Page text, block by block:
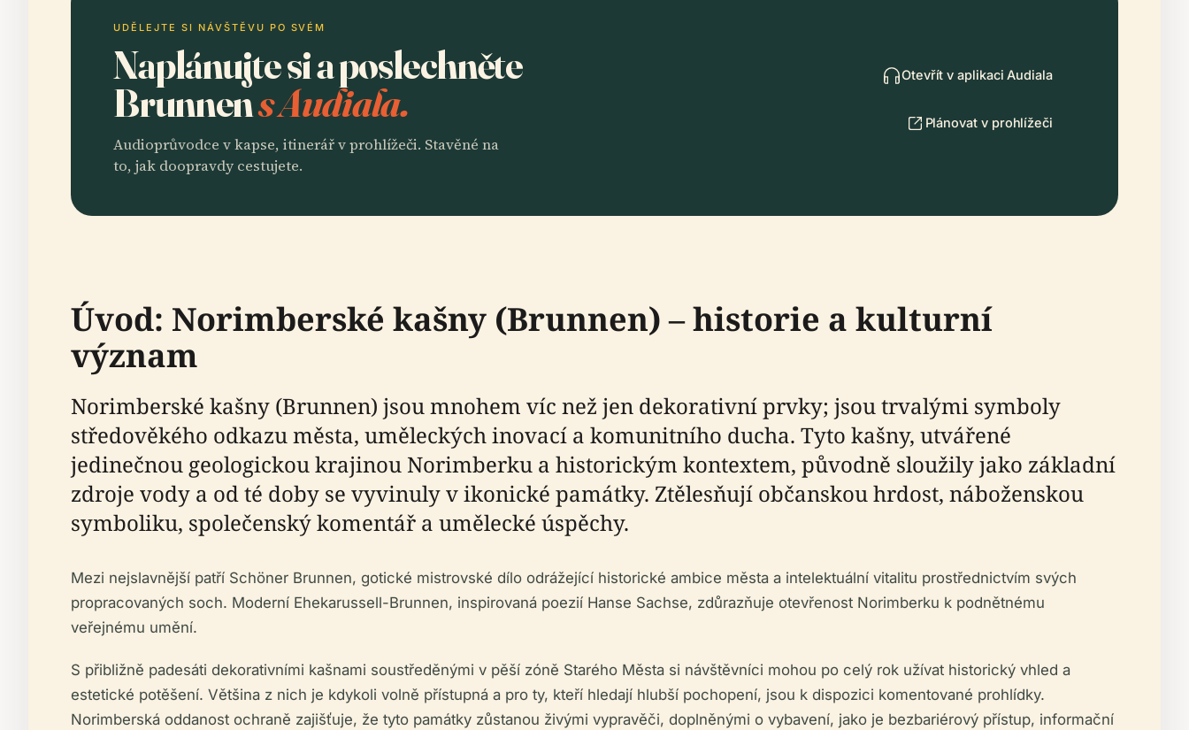
UDĚLEJTE SI NÁVŠTĚVU PO SVÉM
Naplánujte si a poslechněte
Brunnens Audiala.
Audioprůvodce v kapse, itinerář v prohlížeči. Stavěné na
to, jak doopravdy cestujete.
Otevřít v aplikaci Audiala
Plánovat v prohlížeči
Úvod: Norimberské kašny (Brunnen) – historie a kulturní
význam
Norimberské kašny (Brunnen) jsou mnohem víc než jen dekorativní prvky; jsou trvalými symboly
středověkého odkazu města, uměleckých inovací a komunitního ducha. Tyto kašny, utvářené
jedinečnou geologickou krajinou Norimberku a historickým kontextem, původně sloužily jako základní
zdroje vody a od té doby se vyvinuly v ikonické památky. Ztělesňují občanskou hrdost, náboženskou
symboliku, společenský komentář a umělecké úspěchy.
Mezi nejslavnější patří Schöner Brunnen, gotické mistrovské dílo odrážející historické ambice města a intelektuální vitalitu prostřednictvím svých
propracovaných soch. Moderní Ehekarussell-Brunnen, inspirovaná poezií Hanse Sachse, zdůrazňuje otevřenost Norimberku k podnětnému
veřejnému umění.
S přibližně padesáti dekorativními kašnami soustředěnými v pěší zóně Starého Města si návštěvníci mohou po celý rok užívat historický vhled a
estetické potěšení. Většina z nich je kdykoli volně přístupná a pro ty, kteří hledají hlubší pochopení, jsou k dispozici komentované prohlídky.
Norimberská oddanost ochraně zajišťuje, že tyto památky zůstanou živými vypravěči, doplněnými o vybavení, jako je bezbariérový přístup, informační